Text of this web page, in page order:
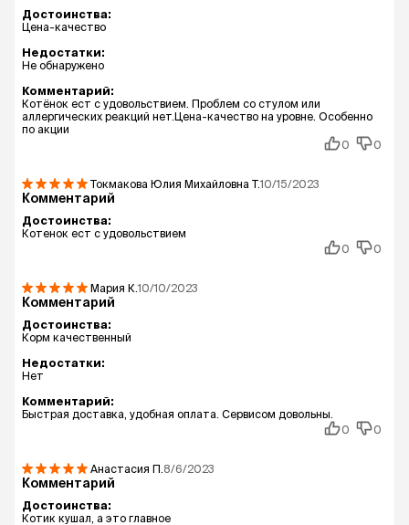
Достоинства:
Цена-качество
Недостатки:
Не обнаружено
Комментарий:
Котёнок ест с удовольствием. Проблем со стулом или
аллергических реакций нет.Цена-качество на уровне. Особенно
по акции
0
0
Токмакова Юлия Михайловна Т.10/15/2023
Комментарий
Достоинства:
Котенок ест с удовольствием
0
0
Мария К.10/10/2023
Комментарий
Достоинства:
Корм качественный
Недостатки:
Нет
Комментарий:
Быстрая доставка, удобная оплата. Сервисом довольны.
0
0
Анастасия П. 8/6/2023
Комментарий
Достоинства:
Котик кушал, а это главное